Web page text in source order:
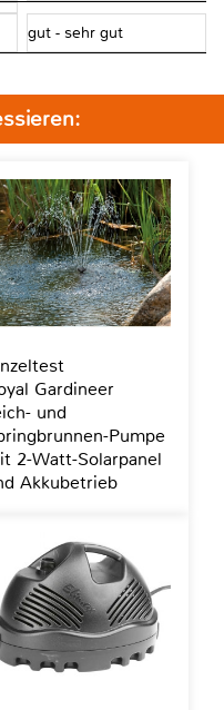
gut - sehr gut
Gardineer
und
Pumpe
2-Watt-Solarpanel
Akkubetrieb